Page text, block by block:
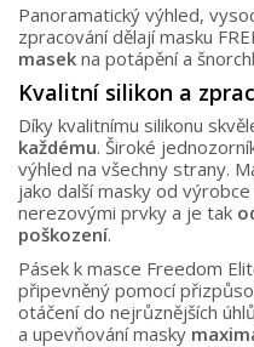
Panoramatický výhled,
zpracování dělají masku
masek na potápění a
Kvalitní silikon a
Díky kvalitnímu silikonu
každému. Široké
výhled na všechny strany.
jako další masky od
nerezovými prvky a je tak
poškození.
Pásek k masce Freedom
připevněný pomocí
otáčení do nejrůznějších
a upevňování masky